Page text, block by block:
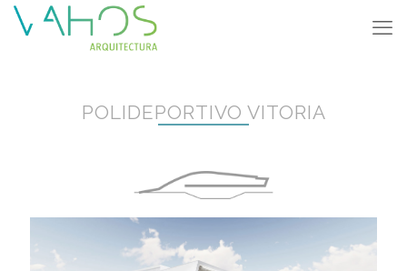
POLIDEPORTIVO VITORIA